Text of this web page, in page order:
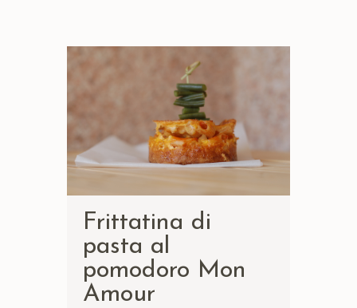
Frittatina di
pasta al
pomodoro Mon
Amour